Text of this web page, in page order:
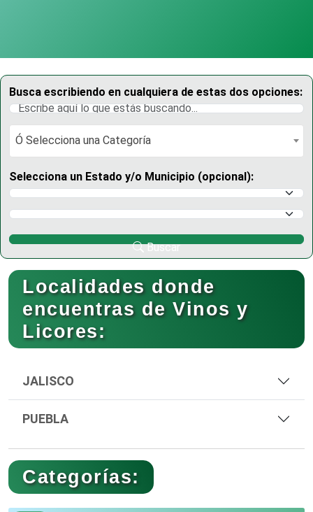
Busca escribiendo en cualquiera de estas dos opciones:
Ó Selecciona una Categoría
Ó Selecciona una Categoría
Selecciona un Estado y/o Municipio (opcional):
Selecciona un Estado
Selecciona un Municipio
Buscar
Localidades donde
encuentras de Vinos y
Licores:
JALISCO
PUEBLA
Categorías: